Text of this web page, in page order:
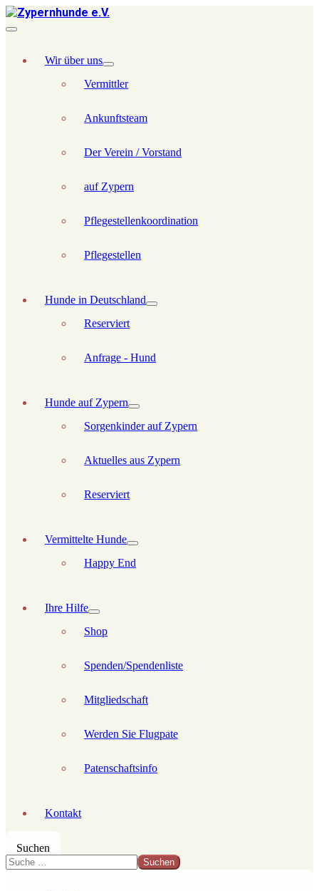
Wir über uns
Vermittler
Ankunftsteam
Der Verein / Vorstand
auf Zypern
Pflegestellenkoordination
Pflegestellen
Hunde in Deutschland
Reserviert
Anfrage - Hund
Hunde auf Zypern
Sorgenkinder auf Zypern
Aktuelles aus Zypern
Reserviert
Vermittelte Hunde
Happy End
Ihre Hilfe
Shop
Spenden/Spendenliste
Mitgliedschaft
Werden Sie Flugpate
Patenschaftsinfo
Kontakt
Suchen
Suchen